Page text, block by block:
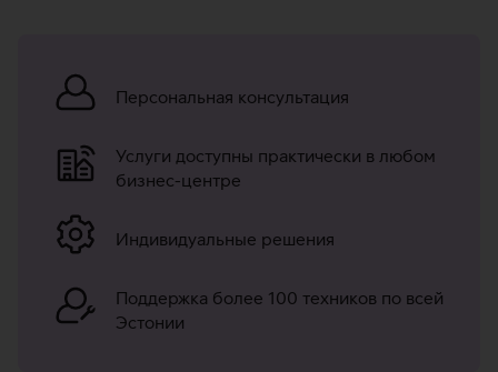
комплексного
решения
для
бизнес-
центров
Персональная консультация
Услуги доступны практически в любом
бизнес-центре
Индивидуальные решения
Поддержка более 100 техников по всей
Эстонии